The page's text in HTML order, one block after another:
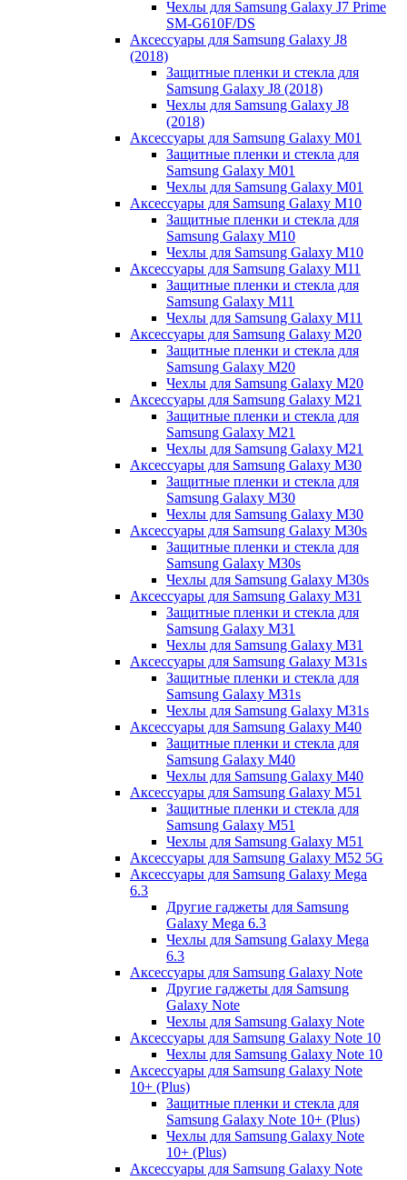
Чехлы для Samsung Galaxy J7 Prime
SM-G610F/DS
Аксессуары для Samsung Galaxy J8
(2018)
Защитные пленки и стекла для
Samsung Galaxy J8 (2018)
Чехлы для Samsung Galaxy J8
(2018)
Аксессуары для Samsung Galaxy M01
Защитные пленки и стекла для
Samsung Galaxy M01
Чехлы для Samsung Galaxy M01
Аксессуары для Samsung Galaxy M10
Защитные пленки и стекла для
Samsung Galaxy M10
Чехлы для Samsung Galaxy M10
Аксессуары для Samsung Galaxy M11
Защитные пленки и стекла для
Samsung Galaxy M11
Чехлы для Samsung Galaxy M11
Аксессуары для Samsung Galaxy M20
Защитные пленки и стекла для
Samsung Galaxy M20
Чехлы для Samsung Galaxy M20
Аксессуары для Samsung Galaxy M21
Защитные пленки и стекла для
Samsung Galaxy M21
Чехлы для Samsung Galaxy M21
Аксессуары для Samsung Galaxy M30
Защитные пленки и стекла для
Samsung Galaxy M30
Чехлы для Samsung Galaxy M30
Аксессуары для Samsung Galaxy M30s
Защитные пленки и стекла для
Samsung Galaxy M30s
Чехлы для Samsung Galaxy M30s
Аксессуары для Samsung Galaxy M31
Защитные пленки и стекла для
Samsung Galaxy M31
Чехлы для Samsung Galaxy M31
Аксессуары для Samsung Galaxy M31s
Защитные пленки и стекла для
Samsung Galaxy M31s
Чехлы для Samsung Galaxy M31s
Аксессуары для Samsung Galaxy M40
Защитные пленки и стекла для
Samsung Galaxy M40
Чехлы для Samsung Galaxy M40
Аксессуары для Samsung Galaxy M51
Защитные пленки и стекла для
Samsung Galaxy M51
Чехлы для Samsung Galaxy M51
Аксессуары для Samsung Galaxy M52 5G
Аксессуары для Samsung Galaxy Mega
6.3
Другие гаджеты для Samsung
Galaxy Mega 6.3
Чехлы для Samsung Galaxy Mega
6.3
Аксессуары для Samsung Galaxy Note
Другие гаджеты для Samsung
Galaxy Note
Чехлы для Samsung Galaxy Note
Аксессуары для Samsung Galaxy Note 10
Чехлы для Samsung Galaxy Note 10
Аксессуары для Samsung Galaxy Note
10+ (Plus)
Защитные пленки и стекла для
Samsung Galaxy Note 10+ (Plus)
Чехлы для Samsung Galaxy Note
10+ (Plus)
Аксессуары для Samsung Galaxy Note